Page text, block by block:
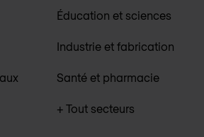
Éducation et sciences
Industrie et fabrication
Santé et pharmacie
+ Tout secteurs